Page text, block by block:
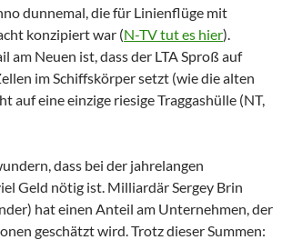
dunnemal, die für Linienflüge mit
konzipiert war (N-TV tut es hier).
am Neuen ist, dass der LTA Sproß auf
im Schiffskörper setzt (wie die alten
auf eine einzige riesige Traggashülle (NT,
dass bei der jahrelangen
Geld nötig ist. Milliardär Sergey Brin
hat einen Anteil am Unternehmen, der
geschätzt wird. Trotz dieser Summen: